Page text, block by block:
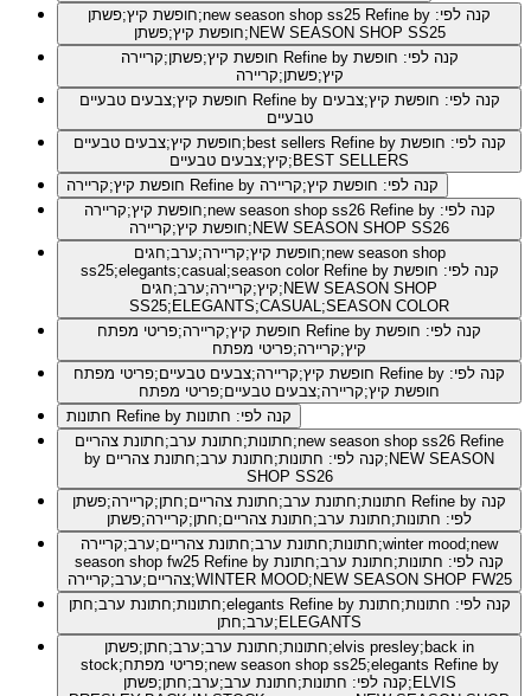
חופשת קיץ;פשתן;new season shop ss25 Refine by קנה לפי:
חופשת קיץ;פשתן;NEW SEASON SHOP SS25
Refine by קנה לפי: חופשת
קיץ;פשתן;קריירה
Refine by קנה לפי: חופשת קיץ;צבעים
טבעיים
חופשת קיץ;צבעים טבעיים;best sellers Refine by קנה לפי: חופשת
קיץ;צבעים טבעיים;BEST SELLERS
Refine by קנה לפי: חופשת קיץ;קריירה
חופשת קיץ;קריירה;new season shop ss26 Refine by קנה לפי:
חופשת קיץ;קריירה;NEW SEASON SHOP SS26
חופשת קיץ;קריירה;ערב;חגים;new season shop
ss25;elegants;casual;season color Refine by קנה לפי: חופשת
קיץ;קריירה;ערב;חגים;NEW SEASON SHOP
SS25;ELEGANTS;CASUAL;SEASON COLOR
Refine by קנה לפי: חופשת
קיץ;קריירה;פריטי מפתח
Refine by קנה לפי:
חופשת קיץ;קריירה;צבעים טבעיים;פריטי מפתח
Refine by קנה לפי: חתונות
חתונות;חתונת ערב;חתונת צהריים;new season shop ss26 Refine
by קנה לפי: חתונות;חתונת ערב;חתונת צהריים;NEW SEASON
SHOP SS26
Refine by קנה
לפי: חתונות;חתונת ערב;חתונת צהריים;חתן;קריירה;פשתן
חתונות;חתונת ערב;חתונת צהריים;ערב;קריירה;winter mood;new
season shop fw25 Refine by קנה לפי: חתונות;חתונת ערב;חתונת
צהריים;ערב;קריירה;WINTER MOOD;NEW SEASON SHOP FW25
חתונות;חתונת ערב;חתן;elegants Refine by קנה לפי: חתונות;חתונת
ערב;חתן;ELEGANTS
חתונות;חתונת ערב;ערב;חתן;פשתן;elvis presley;back in
stock;פריטי מפתח;new season shop ss25;elegants Refine by
קנה לפי: חתונות;חתונת ערב;ערב;חתן;פשתן;ELVIS